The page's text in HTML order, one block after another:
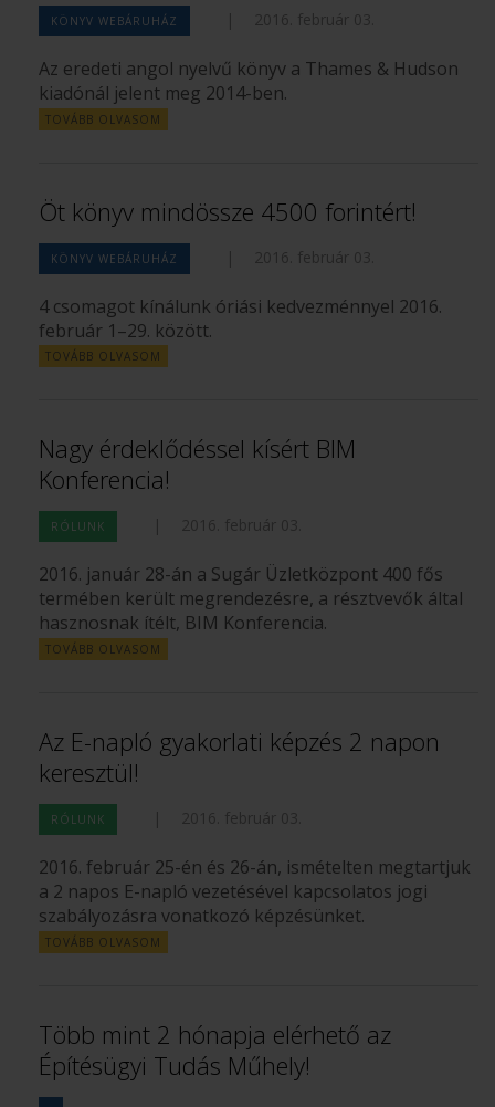
KÖNYV WEBÁRUHÁZ | 2016. február 03.
Az eredeti angol nyelvű könyv a Thames & Hudson
kiadónál jelent meg 2014-ben.
TOVÁBB OLVASOM
Öt könyv mindössze 4500 forintért!
KÖNYV WEBÁRUHÁZ | 2016. február 03.
4 csomagot kínálunk óriási kedvezménnyel 2016.
február 1–29. között.
TOVÁBB OLVASOM
Nagy érdeklődéssel kísért BIM
Konferencia!
RÓLUNK | 2016. február 03.
2016. január 28-án a Sugár Üzletközpont 400 fős
termében került megrendezésre, a résztvevők által
hasznosnak ítélt, BIM Konferencia.
TOVÁBB OLVASOM
Az E-napló gyakorlati képzés 2 napon
keresztül!
RÓLUNK | 2016. február 03.
2016. február 25-én és 26-án, ismételten megtartjuk
a 2 napos E-napló vezetésével kapcsolatos jogi
szabályozásra vonatkozó képzésünket.
TOVÁBB OLVASOM
Több mint 2 hónapja elérhető az
Építésügyi Tudás Műhely!